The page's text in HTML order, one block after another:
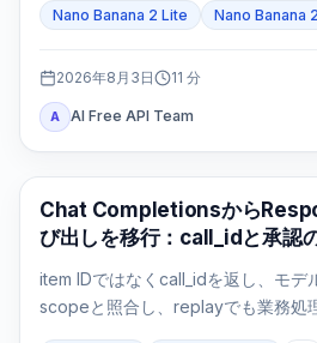
Nano Banana 2 Lite Nano Banana 2
2026年8月3日 11 分
A AI Free API Team
APIガイド
Chat Completionsから
び出しを移行：call_idと承認
item IDではなくcall_idを返し、モデ
scopeと照合し、replayでも業務処